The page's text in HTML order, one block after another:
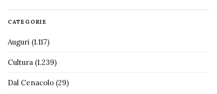
CATEGORIE
Auguri (1.117)
Cultura (1.239)
Dal Cenacolo (29)